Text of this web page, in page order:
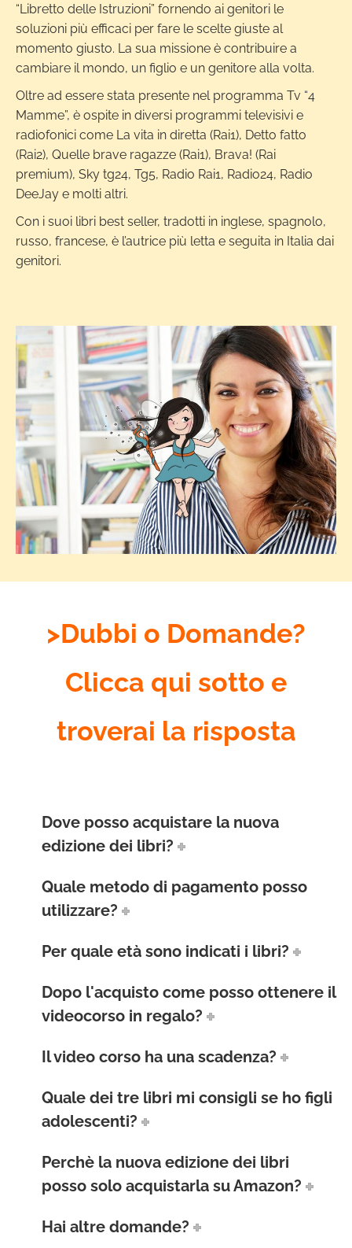
“Libretto delle Istruzioni” fornendo ai genitori le
soluzioni più efficaci per fare le scelte giuste al
momento giusto. La sua missione è contribuire a
cambiare il mondo, un figlio e un genitore alla volta.
Oltre ad essere stata presente nel programma Tv “4
Mamme”, è ospite in diversi programmi televisivi e
radiofonici come La vita in diretta (Rai1), Detto fatto
(Rai2), Quelle brave ragazze (Rai1), Brava! (Rai
premium), Sky tg24, Tg5, Radio Rai1, Radio24, Radio
DeeJay e molti altri.
Con i suoi libri best seller, tradotti in inglese, spagnolo,
russo, francese, è l’autrice più letta e seguita in Italia dai
genitori.
>Dubbi o Domande?
Clicca qui sotto e
troverai la risposta
Dove posso acquistare la nuova
edizione dei libri?
Quale metodo di pagamento posso
utilizzare?
Per quale età sono indicati i libri?
Dopo l'acquisto come posso ottenere il
videocorso in regalo?
Il video corso ha una scadenza?
Quale dei tre libri mi consigli se ho figli
adolescenti?
Perchè la nuova edizione dei libri
posso solo acquistarla su Amazon?
Hai altre domande?